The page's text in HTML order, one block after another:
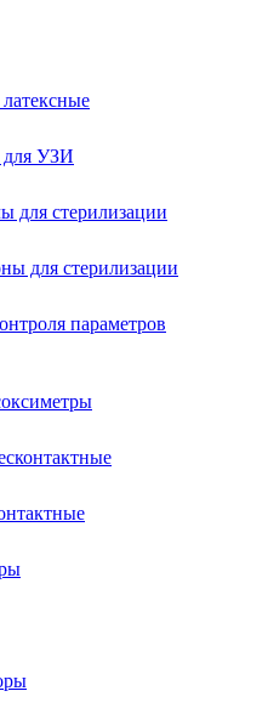
для УЗИ
для стерилизации
для стерилизации
параметров